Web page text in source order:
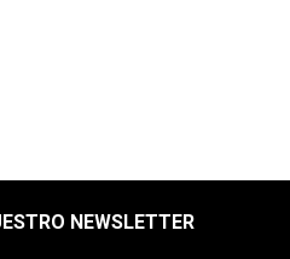
NEWSLETTER